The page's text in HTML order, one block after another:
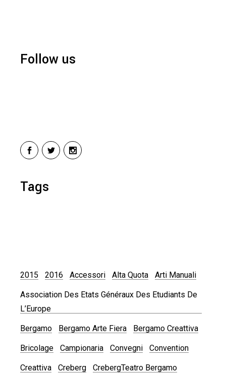
Follow us
Tags
2015 2016 Accessori Alta Quota Arti Manuali
Association Des Etats Généraux Des Etudiants De
L’Europe
Bergamo Bergamo Arte Fiera Bergamo Creattiva
Bricolage Campionaria Convegni Convention
Creattiva Creberg CrebergTeatro Bergamo